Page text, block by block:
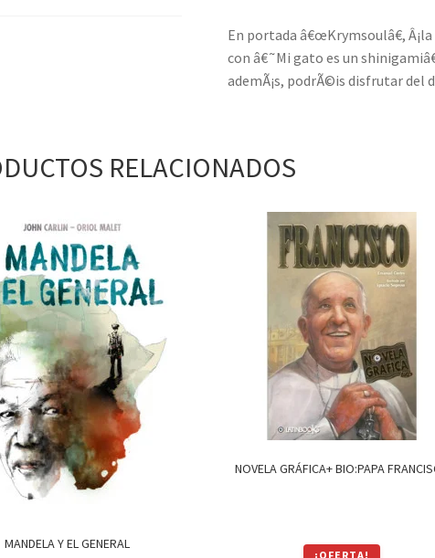
En portada â€œKrymsoulâ€,
con â€˜Mi gato es un
ademÃ¡s, podrÃ©is disfrutar del
RELACIONADOS
MANDELA Y EL GENERAL
NOVELA GRÁFICA+ BIO:PAPA
¡OFERTA!